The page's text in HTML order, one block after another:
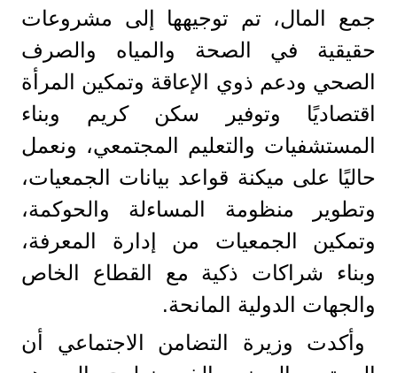
جمع المال، تم توجيهها إلى مشروعات
حقيقية في الصحة والمياه والصرف
الصحي ودعم ذوي الإعاقة وتمكين المرأة
اقتصاديًا وتوفير سكن كريم وبناء
المستشفيات والتعليم المجتمعي، ونعمل
حاليًا على ميكنة قواعد بيانات الجمعيات،
وتطوير منظومة المساءلة والحوكمة،
وتمكين الجمعيات من إدارة المعرفة،
وبناء شراكات ذكية مع القطاع الخاص
والجهات الدولية المانحة.
وأكدت وزيرة التضامن الاجتماعي أن